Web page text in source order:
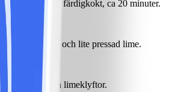
tills riset är färdigkokt, ca 20 minuter.
med sallad och lite pressad lime.
med sallad och limeklyftor.